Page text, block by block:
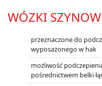
WÓZKI
przeznaczone do
wyposażonego w hak
możliwość
pośrednictwem belki